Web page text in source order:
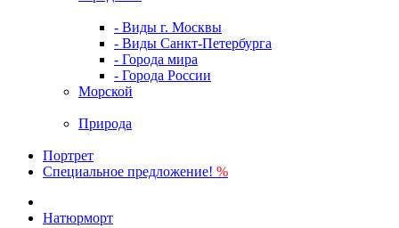
- Виды г. Москвы
- Виды Санкт-Петербурга
- Города мира
- Города России
Морской
Природа
Портрет
Специальное предложение! %
Натюрморт